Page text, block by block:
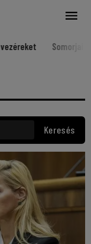
sportolók a világ
Keresés